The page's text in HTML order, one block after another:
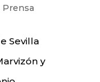
Prensa
Sevilla
y